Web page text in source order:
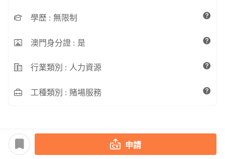
學歷 : 無限制
澳門身分證 : 是
行業類別 : 人力資源
工種類別 : 賭場服務
申請